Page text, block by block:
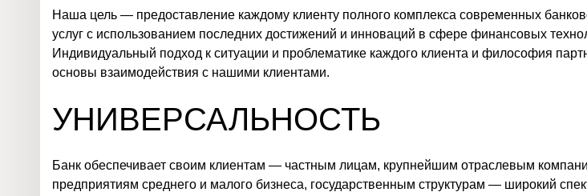
Наша цель — предоставление каждому клиенту полного комплекса современных
услуг с использованием последних достижений и инноваций в сфере финансовых
Индивидуальный подход к ситуации и проблематике каждого клиента и философия
основы взаимодействия с нашими клиентами.
УНИВЕРСАЛЬНОСТЬ
Банк обеспечивает своим клиентам — частным лицам, крупнейшим отраслевым
предприятиям среднего и малого бизнеса, государственным структурам — широкий